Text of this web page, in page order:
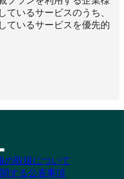
ているサービスのうち、
ているサービスを優先的
の取扱について
する公表事項